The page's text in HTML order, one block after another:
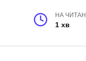
НА
1 хв